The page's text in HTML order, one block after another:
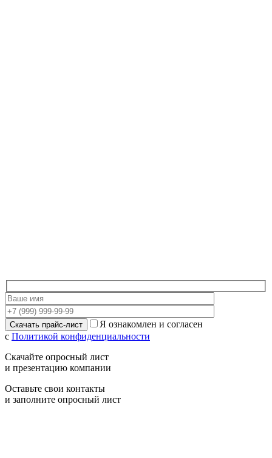
Я ознакомлен и согласен
с Политикой конфиденциальности
Скачайте опросный лист
и презентацию компании
Оставьте свои контакты
и заполните опросный лист